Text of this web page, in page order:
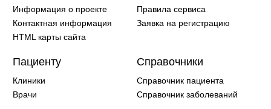
Информация о проекте
Контактная информация
HTML карты сайта
Правила сервиса
Заявка на регистрацию
Пациенту
Клиники
Врачи
Справочники
Справочник пациента
Справочник заболеваний